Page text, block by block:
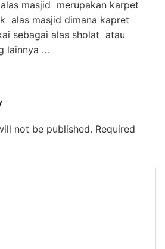
masjid merupakan karpet
alas masjid dimana kapret
sebagai alas sholat atau
lainnya …
not be published. Required